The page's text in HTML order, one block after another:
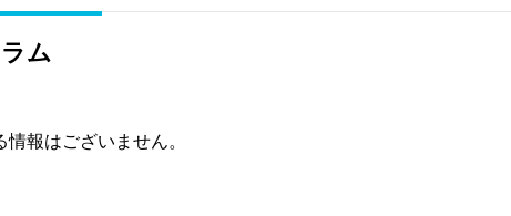
ム
報はございません。